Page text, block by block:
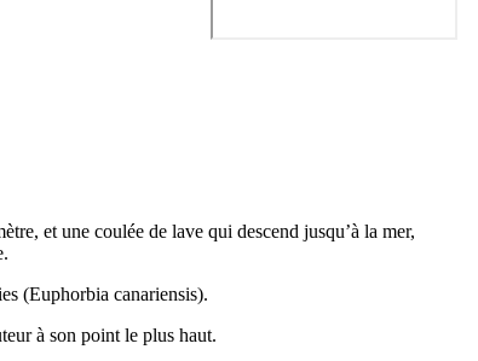
et une coulée de lave qui descend jusqu’à la mer,
(Euphorbia canariensis).
à son point le plus haut.